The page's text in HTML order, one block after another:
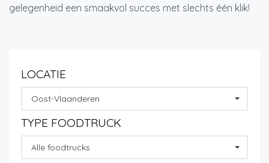
gelegenheid een smaakvol succes met slechts één klik!
LOCATIE
Oost-Vlaanderen
TYPE FOODTRUCK
Alle foodtrucks